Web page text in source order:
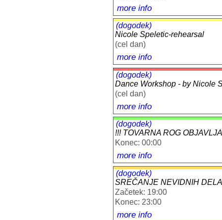
more info
(dogodek)
Nicole Speletic-rehearsal
(cel dan)
more info
(dogodek)
Dance Workshop - by Nicole
(cel dan)
more info
(dogodek)
!!! TOVARNA ROG
Konec: 00:00
more info
(dogodek)
SREČANJE NEVIDNIH
Začetek: 19:00
Konec: 23:00
more info